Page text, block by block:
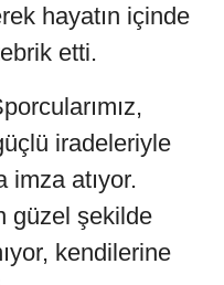
hayatın içinde
etti.
iradeleriyle
imza atıyor.
güzel şekilde
kendilerine